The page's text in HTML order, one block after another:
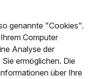
genannte "Cookies".
Computer
Analyse der
ermöglichen. Die
über Ihre